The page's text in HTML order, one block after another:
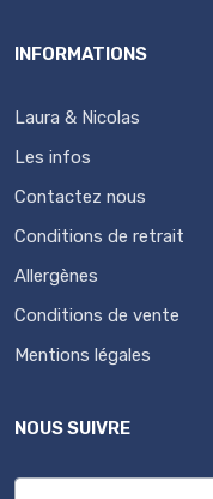
INFORMATIONS
Laura & Nicolas
Les infos
Contactez nous
Conditions de retrait
Allergènes
Conditions de vente
Mentions légales
NOUS SUIVRE